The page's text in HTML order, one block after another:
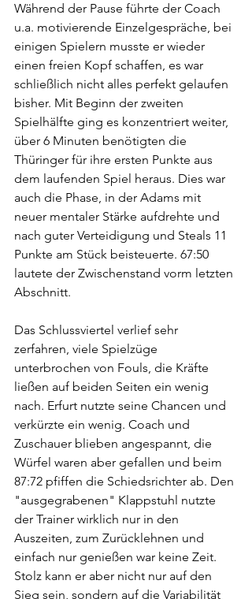
Während der Pause führte der Coach
u.a. motivierende Einzelgespräche, bei
einigen Spielern musste er wieder
einen freien Kopf schaffen, es war
schließlich nicht alles perfekt gelaufen
bisher. Mit Beginn der zweiten
Spielhälfte ging es konzentriert weiter,
über 6 Minuten benötigten die
Thüringer für ihre ersten Punkte aus
dem laufenden Spiel heraus. Dies war
auch die Phase, in der Adams mit
neuer mentaler Stärke aufdrehte und
nach guter Verteidigung und Steals 11
Punkte am Stück beisteuerte. 67:50
lautete der Zwischenstand vorm letzten
Abschnitt.
Das Schlussviertel verlief sehr
zerfahren, viele Spielzüge
unterbrochen von Fouls, die Kräfte
ließen auf beiden Seiten ein wenig
nach. Erfurt nutzte seine Chancen und
verkürzte ein wenig. Coach und
Zuschauer blieben angespannt, die
Würfel waren aber gefallen und beim
87:72 pfiffen die Schiedsrichter ab. Den
"ausgegrabenen" Klappstuhl nutzte
der Trainer wirklich nur in den
Auszeiten, zum Zurücklehnen und
einfach nur genießen war keine Zeit.
Stolz kann er aber nicht nur auf den
Sieg sein, sondern auf die Variabilität